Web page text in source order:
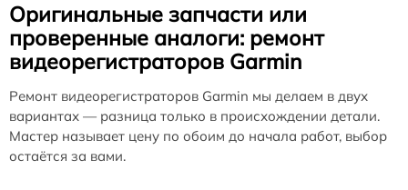
Оригинальные запчасти или
проверенные аналоги: ремонт
видеорегистраторов Garmin
Ремонт видеорегистраторов Garmin мы делаем в двух
вариантах — разница только в происхождении детали.
Мастер называет цену по обоим до начала работ, выбор
остаётся за вами.